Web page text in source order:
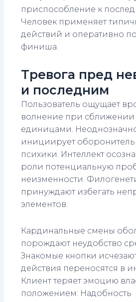
приспособление к
Человек применяет
действий и оперативно
финиша.
Тревога пред
и последним
Пользователь ощущает
волнение при
единицами.
инициирует
психики. Интеллект
роли потенциальную
неизменности.
принуждают избегать
элементов.
Кардинальные смены
порождают неудобство
Знакомые кнопки
действия переносятся в
Клиент теряет эмоцию
положением. Надобность